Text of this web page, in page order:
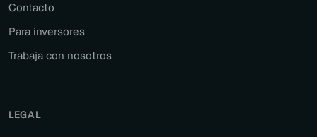
Contacto
Para inversores
Trabaja con nosotros
LEGAL